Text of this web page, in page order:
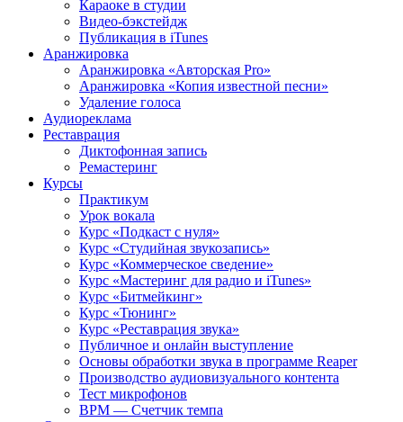
Караоке в студии
Видео-бэкстейдж
Публикация в iTunes
Аранжировка
Аранжировка «Авторская Pro»
Аранжировка «Копия известной песни»
Удаление голоса
Аудиореклама
Реставрация
Диктофонная запись
Ремастеринг
Курсы
Практикум
Урок вокала
Курс «Подкаст с нуля»
Курс «Студийная звукозапись»
Курс «Коммерческое сведение»
Курс «Мастеринг для радио и iTunes»
Курс «Битмейкинг»
Курс «Тюнинг»
Курс «Реставрация звука»
Публичное и онлайн выступление
Основы обработки звука в программе Reaper
Производство аудиовизуального контента
Тест микрофонов
BPM — Счетчик темпа